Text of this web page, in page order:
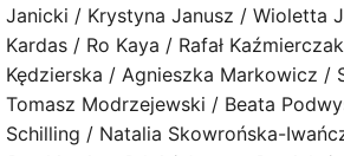
Janicki / Krystyna Janusz / Wioletta
Kardas / Ro Kaya / Rafał
Kędzierska / Agnieszka Markowicz /
Tomasz Modrzejewski / Beata
Schilling / Natalia Skowrońska-